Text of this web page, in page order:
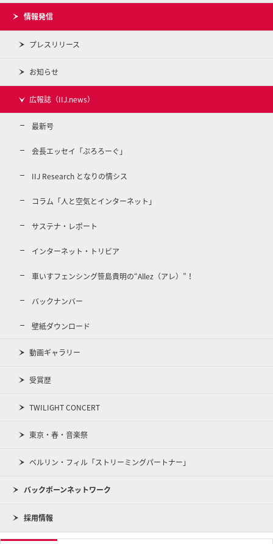
情報発信
プレスリリース
お知らせ
広報誌（IIJ.news）
最新号
会長エッセイ「ぷろろーぐ」
IIJ Research となりの情シス
コラム「人と空気とインターネット」
サステナ・レポート
インターネット・トリビア
車いすフェンシング笹島貴明の“Allez（アレ）”！
バックナンバー
壁紙ダウンロード
動画ギャラリー
受賞歴
TWILIGHT CONCERT
東京・春・音楽祭
ベルリン・フィル「ストリーミングパートナー」
バックボーンネットワーク
採用情報